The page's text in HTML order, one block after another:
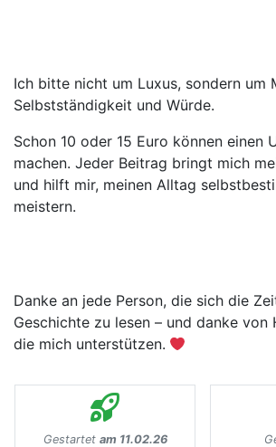
Ich bitte nicht um Luxus, sondern um
Selbstständigkeit und Würde.
Schon 10 oder 15 Euro können einen
machen. Jeder Beitrag bringt mich
und hilft mir, meinen Alltag
meistern.
Danke an jede Person, die sich die
Geschichte zu lesen – und danke von
die mich unterstützen.
Gestartet am 11.02.26